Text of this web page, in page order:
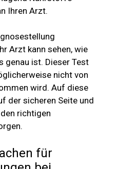
Ihren Arzt.
Arzt kann sehen, wie
genau ist. Dieser Test
nicht von
wird. Auf diese
der sicheren Seite und
richtigen
für